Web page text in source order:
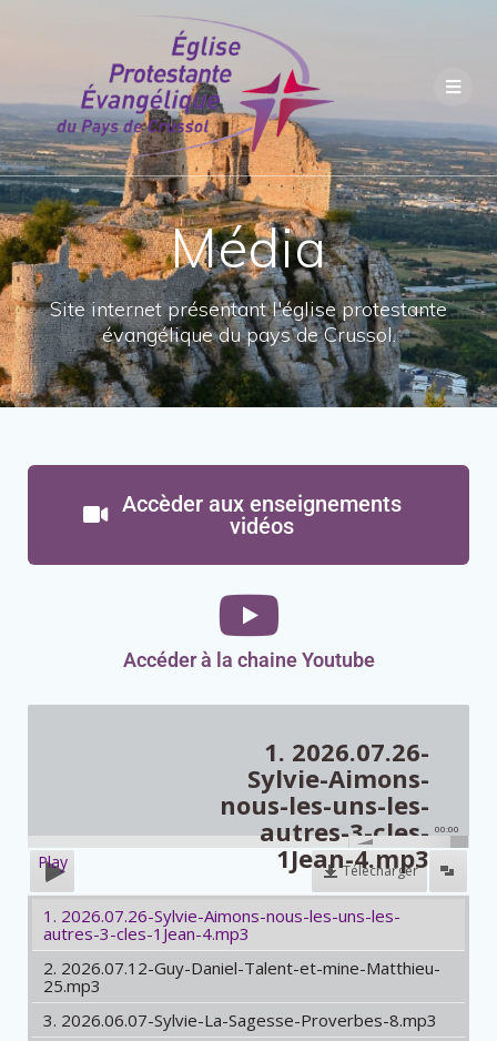
Média
Site internet présentant l'église protestante
évangélique du pays de Crussol.
Accèder aux enseignements
vidéos
Accéder à la chaine Youtube
1. 2026.07.26-
Sylvie-Aimons-
nous-les-uns-les-
autres-3-cles-
1Jean-4.mp3
00:00
Play Télécharger
1. 2026.07.26-Sylvie-Aimons-nous-les-uns-les-
autres-3-cles-1Jean-4.mp3
2. 2026.07.12-Guy-Daniel-Talent-et-mine-Matthieu-
25.mp3
3. 2026.06.07-Sylvie-La-Sagesse-Proverbes-8.mp3